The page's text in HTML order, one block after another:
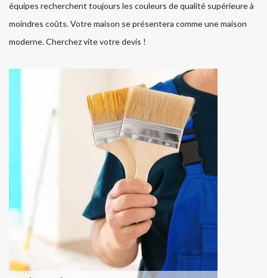
équipes recherchent toujours les couleurs de qualité supérieure à
moindres coûts. Votre maison se présentera comme une maison
moderne. Cherchez vite votre devis !